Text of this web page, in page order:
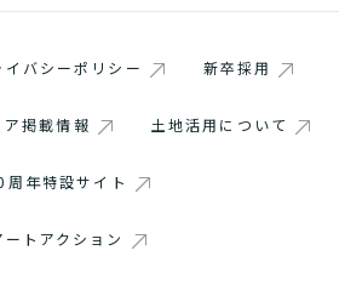
イバシーポリシー 新卒採用
ア掲載情報 土地活用について
周年特設サイト
ートアクション